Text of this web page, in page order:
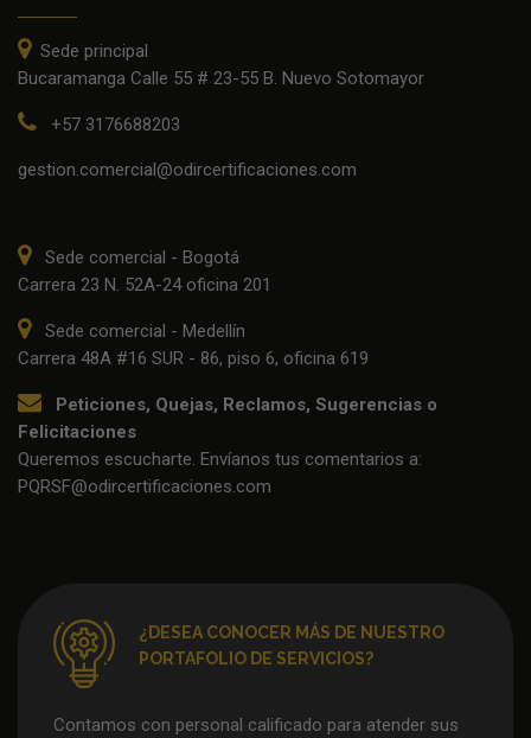
Sede principal
Bucaramanga Calle 55 # 23-55 B. Nuevo Sotomayor
+57 3176688203
gestion.comercial@odircertificaciones.com
Sede comercial - Bogotá
Carrera 23 N. 52A-24 oficina 201
Sede comercial - Medellín
Carrera 48A #16 SUR - 86, piso 6, oficina 619
Peticiones, Quejas, Reclamos, Sugerencias o
Felicitaciones
Queremos escucharte. Envíanos tus comentarios a:
PQRSF@odircertificaciones.com
¿DESEA CONOCER MÁS DE NUESTRO
PORTAFOLIO DE SERVICIOS?
Contamos con personal calificado para atender sus